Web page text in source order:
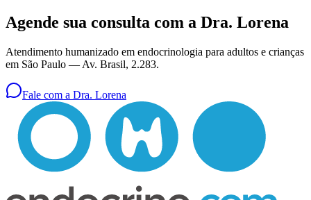
Agende sua consulta com a Dra. Lorena
Atendimento humanizado em endocrinologia para adultos e crianças
em São Paulo — Av. Brasil, 2.283.
Fale com a Dra. Lorena